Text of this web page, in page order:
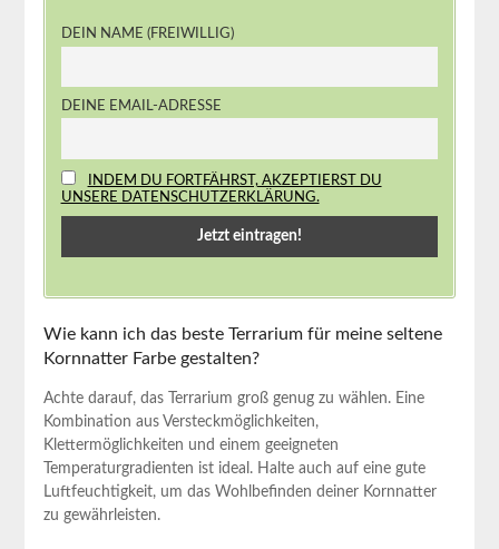
DEIN NAME (FREIWILLIG)
DEINE EMAIL-ADRESSE
INDEM DU FORTFÄHRST, AKZEPTIERST DU
UNSERE DATENSCHUTZERKLÄRUNG.
Wie kann ich das ⁢beste Terrarium für meine⁣ seltene
Kornnatter Farbe gestalten?
Achte darauf, das Terrarium groß genug zu wählen. Eine
Kombination aus Versteckmöglichkeiten, ​
Klettermöglichkeiten ⁤und⁢ einem geeigneten
Temperaturgradienten⁤ ist ideal. Halte auch auf eine gute
Luftfeuchtigkeit, ‍um das ⁣Wohlbefinden ⁣deiner ‌Kornnatter
zu ⁢gewährleisten. ​